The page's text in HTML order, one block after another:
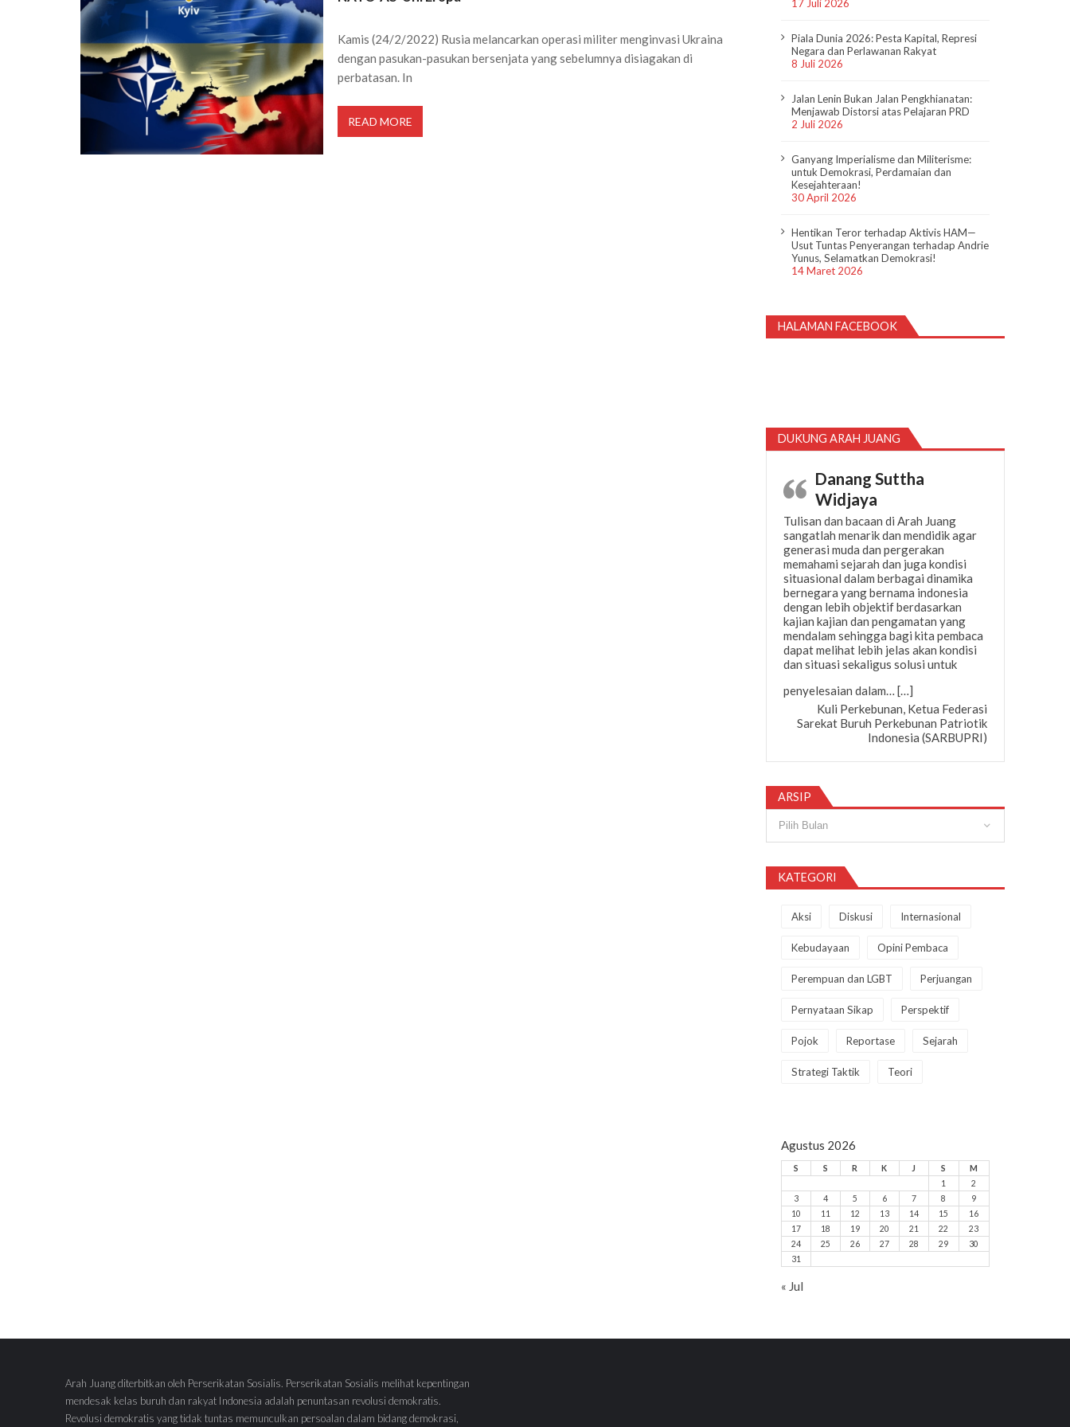
Kamis (24/2/2022) Rusia melancarkan operasi militer menginvasi Ukraina
dengan pasukan-pasukan bersenjata yang sebelumnya disiagakan di
perbatasan. In
READ MORE
17 Juli 2026
Piala Dunia 2026: Pesta Kapital, Represi
Negara dan Perlawanan Rakyat
8 Juli 2026
Jalan Lenin Bukan Jalan Pengkhianatan:
Menjawab Distorsi atas Pelajaran PRD
2 Juli 2026
Ganyang Imperialisme dan Militerisme:
untuk Demokrasi, Perdamaian dan
Kesejahteraan!
30 April 2026
Hentikan Teror terhadap Aktivis HAM—
Usut Tuntas Penyerangan terhadap Andrie
Yunus, Selamatkan Demokrasi!
14 Maret 2026
HALAMAN FACEBOOK
DUKUNG ARAH JUANG
Danang Suttha
Widjaya
Tulisan dan bacaan di Arah Juang
sangatlah menarik dan mendidik agar
generasi muda dan pergerakan
memahami sejarah dan juga kondisi
situasional dalam berbagai dinamika
bernegara yang bernama indonesia
dengan lebih objektif berdasarkan
kajian kajian dan pengamatan yang
mendalam sehingga bagi kita pembaca
dapat melihat lebih jelas akan kondisi
dan situasi sekaligus solusi untuk
penyelesaian dalam…[…]
Kuli Perkebunan, Ketua Federasi
Sarekat Buruh Perkebunan Patriotik
Indonesia (SARBUPRI)
ARSIP
KATEGORI
Aksi Diskusi Internasional
Kebudayaan Opini Pembaca
Perempuan dan LGBT Perjuangan
Pernyataan Sikap Perspektif
Pojok Reportase Sejarah
Strategi Taktik Teori
Agustus 2026
S S R K J S
M
1
2
3
4 5 6 7 8
9
10
11 12 13 14 15
16
17
18 19 20 21 22
23
24
25 26 27 28 29
30
31
« Jul
Arah Juang diterbitkan oleh Perserikatan Sosialis. Perserikatan Sosialis melihat kepentingan
mendesak kelas buruh dan rakyat Indonesia adalah penuntasan revolusi demokratis.
Revolusi demokratis yang tidak tuntas memunculkan persoalan dalam bidang demokrasi,